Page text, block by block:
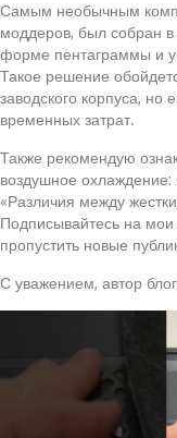
Самым необычным
моддеров, был собран в
форме пентаграммы и
Такое решение
заводского корпуса, но
временных затрат.
Также рекомендую
воздушное охлаждение:
«Различия между
Подписывайтесь на
пропустить новые
С уважением, автор